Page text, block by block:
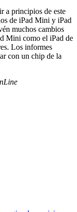
a principios de este
de iPad Mini y iPad
muchos cambios
Mini como el iPad de
Los informes
con un chip de la